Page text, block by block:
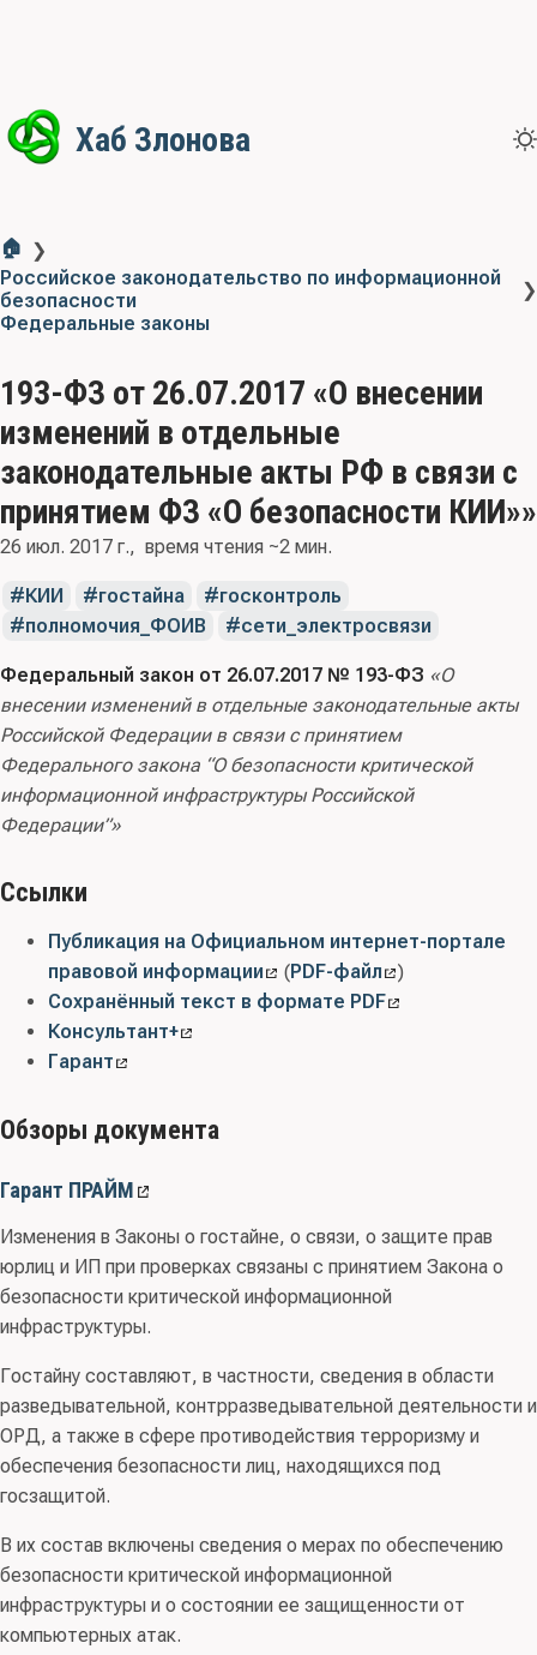
Хаб Злонова
🏠 ❯
Российское законодательство по информационной
безопасности
❯
Федеральные законы
193-ФЗ от 26.07.2017 «О внесении
изменений в отдельные
законодательные акты РФ в связи с
принятием ФЗ «О безопасности КИИ»»
26 июл. 2017 г. время чтения ~2 мин.
КИИ гостайна
госконтроль
полномочия_ФОИВ
сети_электросвязи
Федеральный закон от 26.07.2017 № 193-ФЗ «О
внесении изменений в отдельные законодательные акты
Российской Федерации в связи с принятием
Федерального закона “О безопасности критической
информационной инфраструктуры Российской
Федерации”»
Ссылки
Публикация на Официальном интернет-портале
правовой информации
(PDF-файл
)
Сохранённый текст в формате PDF
Консультант+
Гарант
Обзоры документа
Гарант ПРАЙМ
Изменения в Законы о гостайне, о связи, о защите прав
юрлиц и ИП при проверках связаны с принятием Закона о
безопасности критической информационной
инфраструктуры.
Гостайну составляют, в частности, сведения в области
разведывательной, контрразведывательной деятельности и
ОРД, а также в сфере противодействия терроризму и
обеспечения безопасности лиц, находящихся под
госзащитой.
В их состав включены сведения о мерах по обеспечению
безопасности критической информационной
инфраструктуры и о состоянии ее защищенности от
компьютерных атак.